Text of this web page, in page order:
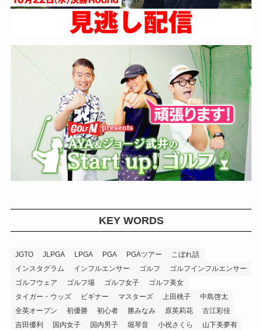
KEY WORDS
JGTO JLPGA LPGA PGA PGAツアー
こぼれ話
インスタグラム
インフルエンサー ゴルフ
ゴルフインフルエンサー
ゴルフウェア
ゴルフ場 ゴルフ女子
ゴルフ美女
タイガー・ウッズ
ビギナー マスターズ 上田桃子
中島啓太
全英オープン
初優勝 初心者 勝みなみ 原英莉花
古江彩佳
吉田優利
国内女子 国内男子 堀琴音 小祝さくら
山下美夢有